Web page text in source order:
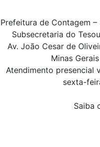
Prefeitura de Contagem
Subsecretaria do
Av. João Cesar de
Minas
Atendimento presencial
sexta-
Saiba